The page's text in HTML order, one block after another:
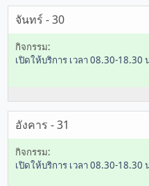
จันทร์ - 30
เปิดให้บริการ เวลา 08.30-18.30
อังคาร - 31
เปิดให้บริการ เวลา 08.30-18.30